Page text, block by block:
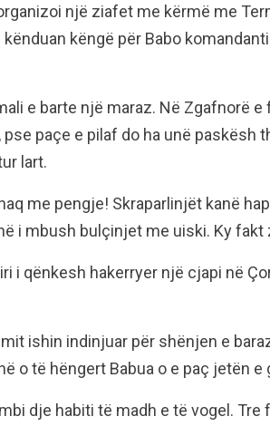
një ziafet me kërmë me
kënduan këngë për Babo
e barte një maraz. Në Zgafnorë
paçe e pilaf do ha unë paskësh
lart.
me pengje! Skraparlinjët kanë
i mbush bulçinjet me uiski. Ky
i qënkesh hakerryer një cjapi në
ishin indinjuar për shënjen e
o të hëngert Babua o e paç jetën e
dje habiti të madh e të vogel.